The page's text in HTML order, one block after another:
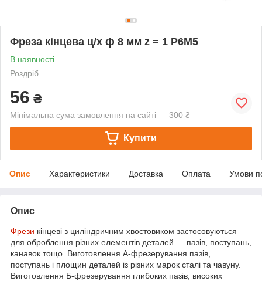
Фреза кінцева ц/х ф 8 мм z = 1 Р6М5
В наявності
Роздріб
56 ₴
Мінімальна сума замовлення на сайті — 300 ₴
Купити
Опис Характеристики Доставка Оплата Умови
Опис
Фрези кінцеві з циліндричним хвостовиком застосовуються
для оброблення різних елементів деталей — пазів, поступань,
канавок тощо. Виготовлення А-фрезерування пазів,
поступань і площин деталей із різних марок сталі та чавуну.
Виготовлення Б-фрезерування глибоких пазів, високих